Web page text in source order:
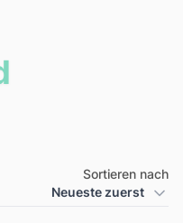
Produkt Sortierung
Sortieren nach
Neueste zuerst